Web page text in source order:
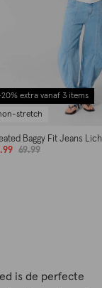
extra vanaf 3 items
stretch
Baggy Fit Jeans
69.99
is de perfecte